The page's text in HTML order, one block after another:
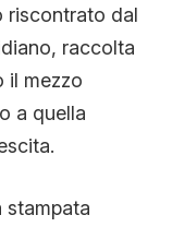
riscontrato dal
raccolta
il mezzo
a quella
stampata